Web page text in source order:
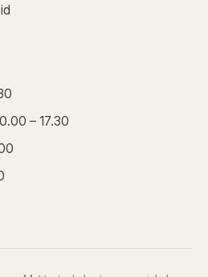
– 17.30